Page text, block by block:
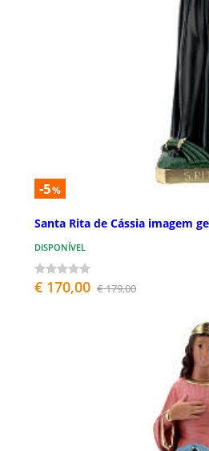
-5%
Santa Rita de Cássia imagem
DISPONÍVEL
€ 170,00 € 179,00